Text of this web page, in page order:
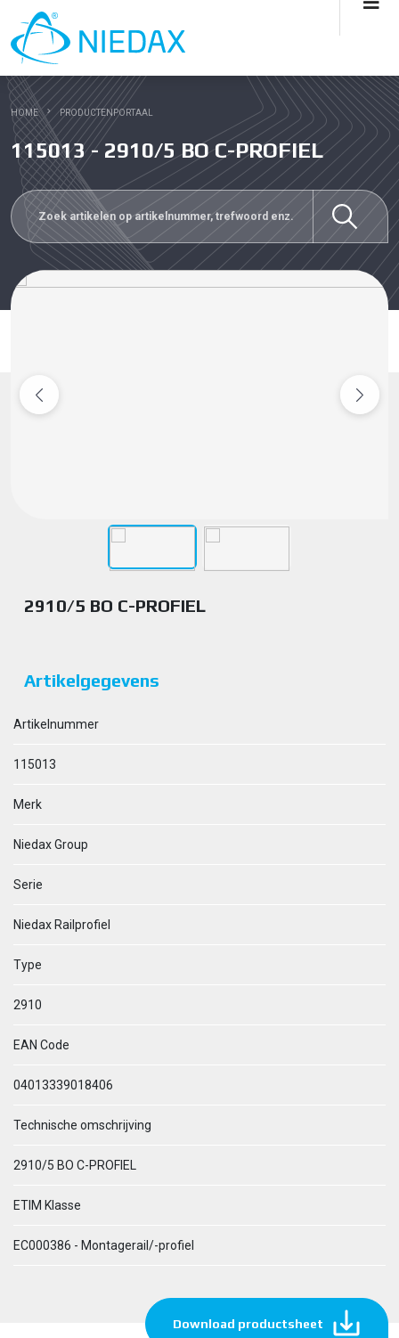
HOME PRODUCTENPORTAAL
115013 - 2910/5 BO C-PROFIEL
2910/5 BO C-PROFIEL
Artikelgegevens
Artikelnummer
115013
Merk
Niedax Group
Serie
Niedax Railprofiel
Type
2910
EAN Code
04013339018406
Technische omschrijving
2910/5 BO C-PROFIEL
ETIM Klasse
EC000386 - Montagerail/-profiel
Download productsheet